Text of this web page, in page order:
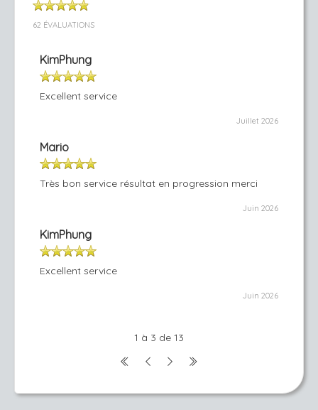
62 ÉVALUATIONS
KimPhung
Excellent service
Juillet 2026
Mario
Très bon service résultat en progression merci
Juin 2026
KimPhung
Excellent service
Juin 2026
1 à 3 de 13